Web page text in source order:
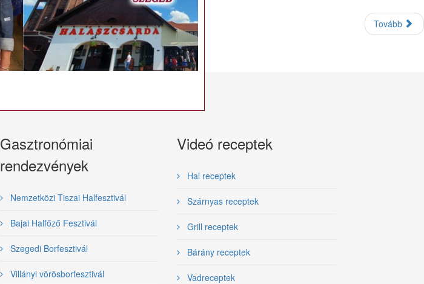
Tovább
Gasztronómiai
rendezvények
Nemzetközi Tiszai Halfesztivál
Bajai Halfőző Fesztivál
Szegedi Borfesztivál
Villányi vörösborfesztivál
Videó receptek
Hal receptek
Szárnyas receptek
Grill receptek
Bárány receptek
Vadreceptek